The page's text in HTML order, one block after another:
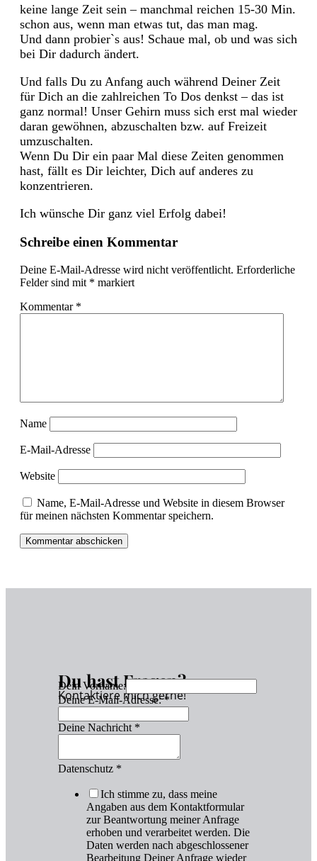
keine lange Zeit sein – manchmal reichen 15-30 Min.
schon aus, wenn man etwas tut, das man mag.
Und dann probier`s aus! Schaue mal, ob und was sich
bei Dir dadurch ändert.
Und falls Du zu Anfang auch während Deiner Zeit
für Dich an die zahlreichen To Dos denkst – das ist
ganz normal! Unser Gehirn muss sich erst mal wieder
daran gewöhnen, abzuschalten bzw. auf Freizeit
umzuschalten.
Wenn Du Dir ein paar Mal diese Zeiten genommen
hast, fällt es Dir leichter, Dich auf anderes zu
konzentrieren.
Ich wünsche Dir ganz viel Erfolg dabei!
Schreibe einen Kommentar
Deine E-Mail-Adresse wird nicht veröffentlicht. Erforderliche
Felder sind mit * markiert
Kommentar *
Name
E-Mail-Adresse
Website
Name, E-Mail-Adresse und Website in diesem Browser
für meinen nächsten Kommentar speichern.
Du hast Fragen?
Kontaktiere mich gerne!
Dein Vorname:
Deine E-Mail-Adresse:*
Deine Nachricht *
Datenschutz *
Ich stimme zu, dass meine
Angaben aus dem Kontaktformular
zur Beantwortung meiner Anfrage
erhoben und verarbeitet werden. Die
Daten werden nach abgeschlossener
Bearbeitung Deiner Anfrage wieder